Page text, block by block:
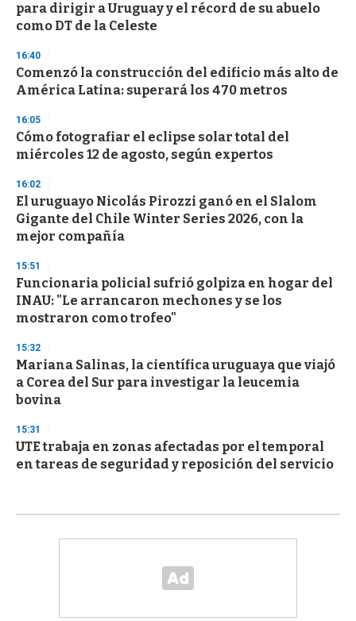
o
n
para dirigir a Uruguay y el récord de su abuelo
como DT de la Celeste
16:40
Comenzó la construcción del edificio más alto de
América Latina: superará los 470 metros
16:05
Cómo fotografiar el eclipse solar total del
miércoles 12 de agosto, según expertos
16:02
El uruguayo Nicolás Pirozzi ganó en el Slalom
Gigante del Chile Winter Series 2026, con la
mejor compañía
15:51
Funcionaria policial sufrió golpiza en hogar del
INAU: "Le arrancaron mechones y se los
mostraron como trofeo"
15:32
Mariana Salinas, la científica uruguaya que viajó
a Corea del Sur para investigar la leucemia
bovina
15:31
UTE trabaja en zonas afectadas por el temporal
en tareas de seguridad y reposición del servicio